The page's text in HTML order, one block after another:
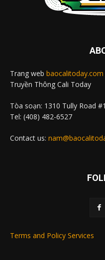
Trang web baocalitoday.com
Truyền Thông Cali Today
Tòa soạn: 1310 Tully Road
Tel: (408) 482-6527
Contact us:
Terms and Policy Services